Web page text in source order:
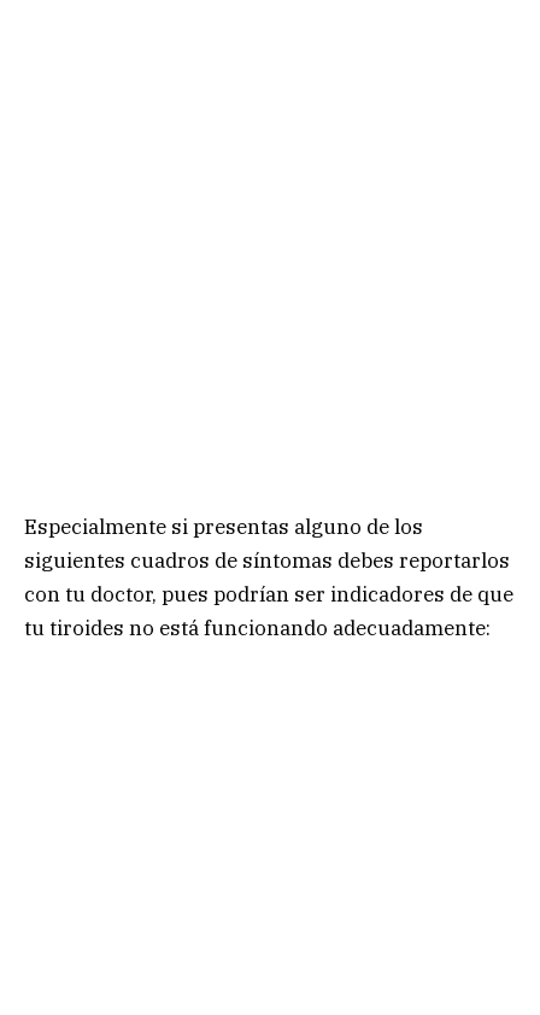
Especialmente si presentas alguno de los
siguientes cuadros de síntomas debes reportarlos
con tu doctor, pues podrían ser indicadores de que
tu tiroides no está funcionando adecuadamente: